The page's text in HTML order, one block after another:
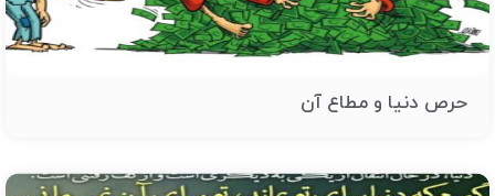
حرص دنیا و مطاع آن